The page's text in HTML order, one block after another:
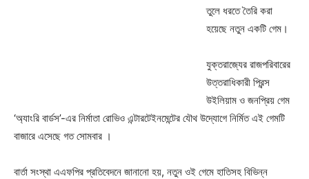
তুলে ধরতে তৈরি করা
হয়েছে নতুন একটি গেম।
যুক্তরাজ্যের রাজপরিবারের
উত্তরাধিকারী প্রিন্স
উইলিয়াম ও জনপ্রিয় গেম
‘অ্যাংরি বার্ডস’-এর নির্মাতা রোভিও এন্টারটেইনমেন্টের যৌথ উদ্যোগে নির্মিত এই গেমটি
বাজারে এসেছে গত সোমবার ।
বার্তা সংস্থা এএফপির প্রতিবেদনে জানানো হয়, নতুন ওই গেমে হাতিসহ বিভিন্ন